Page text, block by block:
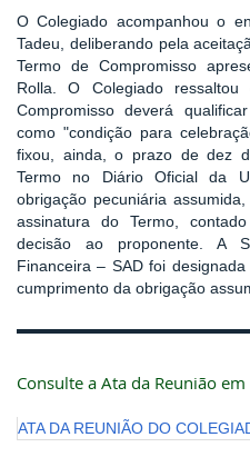
O Colegiado acompanhou o
Tadeu, deliberando pela
Termo de Compromisso
Rolla. O Colegiado
Compromisso deverá
como "condição para
fixou, ainda, o prazo de dez
Termo no Diário Oficial da
obrigação pecuniária
assinatura do Termo,
decisão ao proponente. A
Financeira – SAD foi
cumprimento da obrigação
Consulte a Ata da Reunião
ATA DA REUNIÃO DO